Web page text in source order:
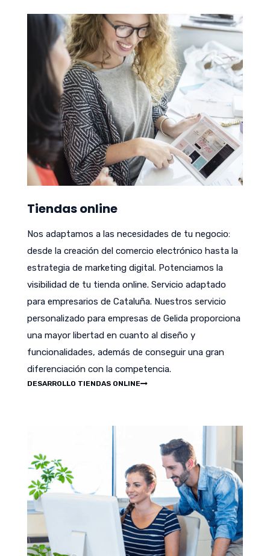
Tiendas online
Nos adaptamos a las necesidades de tu negocio:
desde la creación del comercio electrónico hasta la
estrategia de marketing digital. Potenciamos la
visibilidad de tu tienda online. Servicio adaptado
para empresarios de Cataluña. Nuestros servicio
personalizado para empresas de Gelida proporciona
una mayor libertad en cuanto al diseño y
funcionalidades, además de conseguir una gran
diferenciación con la competencia.
DESARROLLO TIENDAS ONLINE